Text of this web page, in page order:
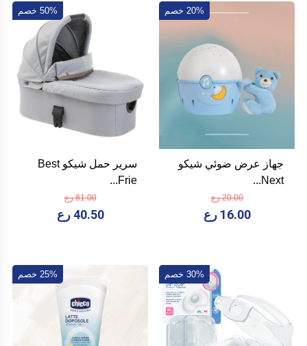
20% خصم
جهاز عرض ضوئي شيكو
Next...
20.00 رع
16.00 رع
50% خصم
سرير حمل شيكو Best
Frie...
81.00 رع
40.50 رع
30% خصم 25% خصم